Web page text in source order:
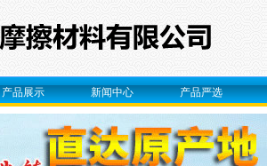
产品展示 新闻中心 产品严选